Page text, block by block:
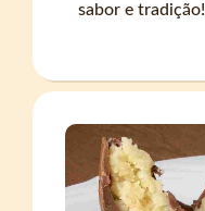
sabor e tradição!